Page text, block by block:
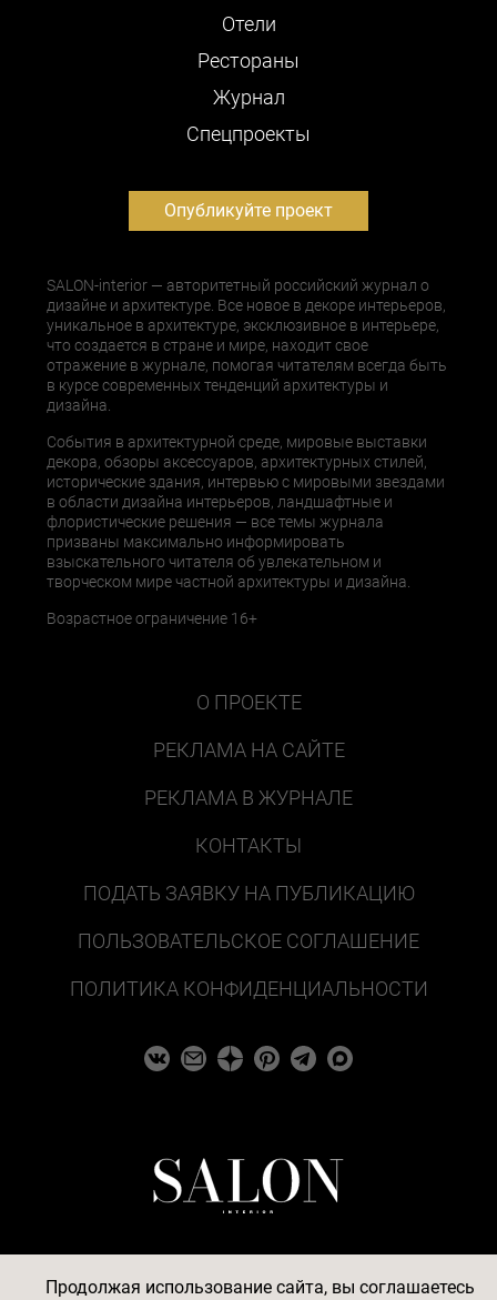
Отели
Рестораны
Журнал
Cпецпроекты
Опубликуйте проект
SALON-interior — авторитетный российский журнал о
дизайне и архитектуре. Все новое в декоре интерьеров,
уникальное в архитектуре, эксклюзивное в интерьере,
что создается в стране и мире, находит свое
отражение в журнале, помогая читателям всегда быть
в курсе современных тенденций архитектуры и
дизайна.
События в архитектурной среде, мировые выставки
декора, обзоры аксессуаров, архитектурных стилей,
исторические здания, интервью с мировыми звездами
в области дизайна интерьеров, ландшафтные и
флористические решения — все темы журнала
призваны максимально информировать
взыскательного читателя об увлекательном и
творческом мире частной архитектуры и дизайна.
Возрастное ограничение 16+
О ПРОЕКТЕ
РЕКЛАМА НА САЙТЕ
РЕКЛАМА В ЖУРНАЛЕ
КОНТАКТЫ
ПОДАТЬ ЗАЯВКУ НА ПУБЛИКАЦИЮ
ПОЛЬЗОВАТЕЛЬСКОЕ СОГЛАШЕНИЕ
ПОЛИТИКА КОНФИДЕНЦИАЛЬНОСТИ
Продолжая использование сайта, вы соглашаетесь